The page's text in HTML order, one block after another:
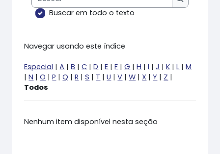
Buscar
Buscar em todo o texto
Navegar usando este índice
Especial |A |B |C |D |E |F |G |H |I |J |K |L |M
|N |O |P |Q |R |S | T |U |V |W | X |Y | Z |
Todos
Nenhum item disponível nesta seção